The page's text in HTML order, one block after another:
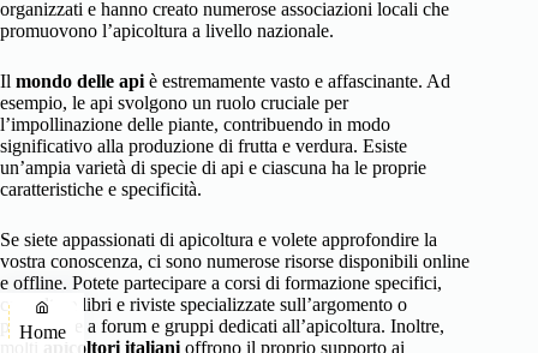
organizzati e hanno creato numerose associazioni locali che
promuovono l’apicoltura a livello nazionale.
Il mondo delle api è estremamente vasto e affascinante. Ad
esempio, le api svolgono un ruolo cruciale per
l’impollinazione delle piante, contribuendo in modo
significativo alla produzione di frutta e verdura. Esiste
un’ampia varietà di specie di api e ciascuna ha le proprie
caratteristiche e specificità.
Se siete appassionati di apicoltura e volete approfondire la
vostra conoscenza, ci sono numerose risorse disponibili online
e offline. Potete partecipare a corsi di formazione specifici,
consultare libri e riviste specializzate sull’argomento o
partecipare a forum e gruppi dedicati all’apicoltura. Inoltre,
apicoltori italiani offrono il proprio supporto ai
Home